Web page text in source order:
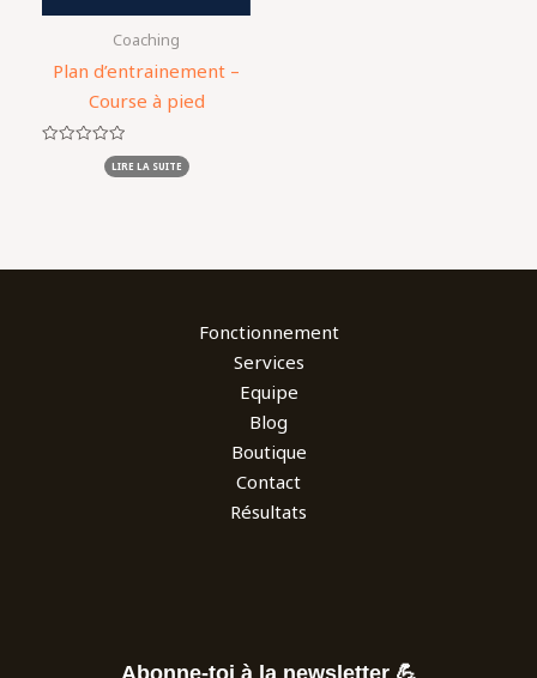
Coaching
Plan d’entrainement –
Course à pied
LIRE LA SUITE
Fonctionnement
Services
Equipe
Blog
Boutique
Contact
Résultats
Abonne-toi à la newsletter 💪